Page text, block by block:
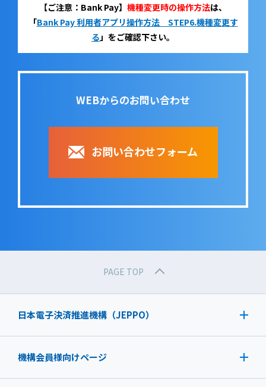
【ご注意：Bank Pay】 機種変更時の操作方法は、
「Bank Pay 利用者アプリ操作方法 STEP6.機種変更す
る 」をご確認下さい。
WEBからのお問い合わせ
お問い合わせフォーム
PAGE TOP
日本電子決済推進機構（JEPPO）
機構会員様向けページ